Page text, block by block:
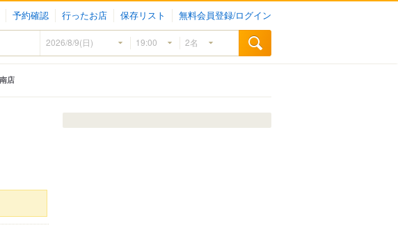
予約確認 行ったお店 保存リスト 無料会員登録/ログイン
店